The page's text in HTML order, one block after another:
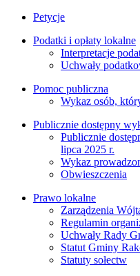
Petycje
Podatki i opłaty lokalne
Interpretacje
Uchwały
Pomoc publiczna
Wykaz osób,
Publicznie dostępny
Publicznie
lipca 2025 r.
Wykaz
Obwieszczenia
Prawo lokalne
Zarządzenia
Regulamin
Uchwały Rady
Statut Gminy
Statuty sołectw